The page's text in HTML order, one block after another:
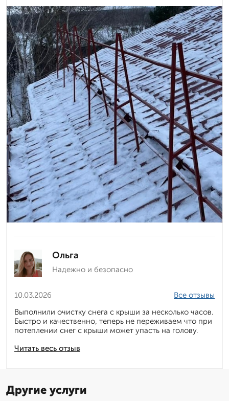
Ольга
Надежно и безопасно
10.03.2026
Читать весь отзыв
Все отзывы
Выполнили очистку снега с крыши за несколько часов.
Быстро и качественно, теперь не переживаем что при
потеплении снег с крыши может упасть на голову.
Другие услуги